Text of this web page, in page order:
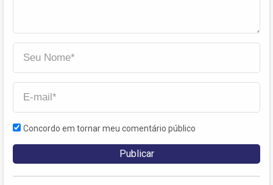
Concordo em tornar meu comentário público